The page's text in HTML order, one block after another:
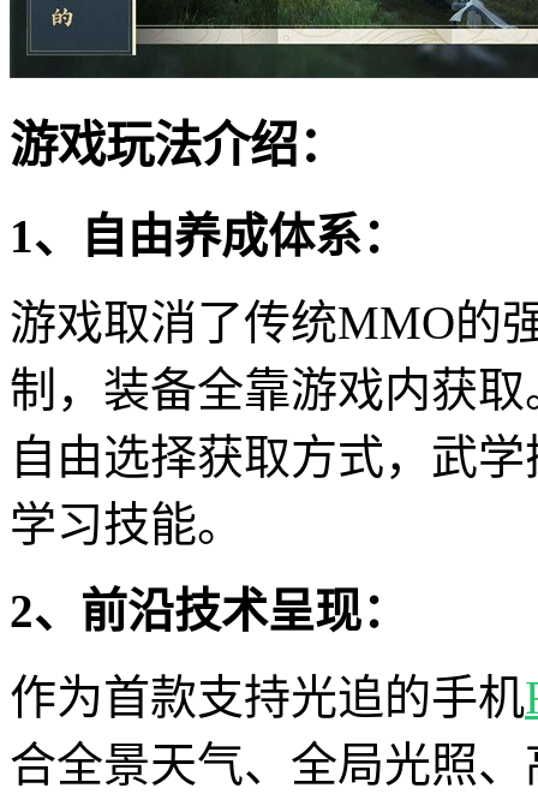
游戏玩法介绍：
1、自由养成体系：
游戏取消了传统MMO的
制，装备全靠游戏内获
自由选择获取方式，武
学习技能。
2、前沿技术呈现：
作为首款支持光追的手机
合全景天气、全局光照、